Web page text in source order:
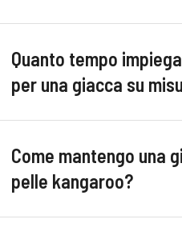
Quanto tempo
per una giacca su
Come mantengo una
pelle kangaroo?